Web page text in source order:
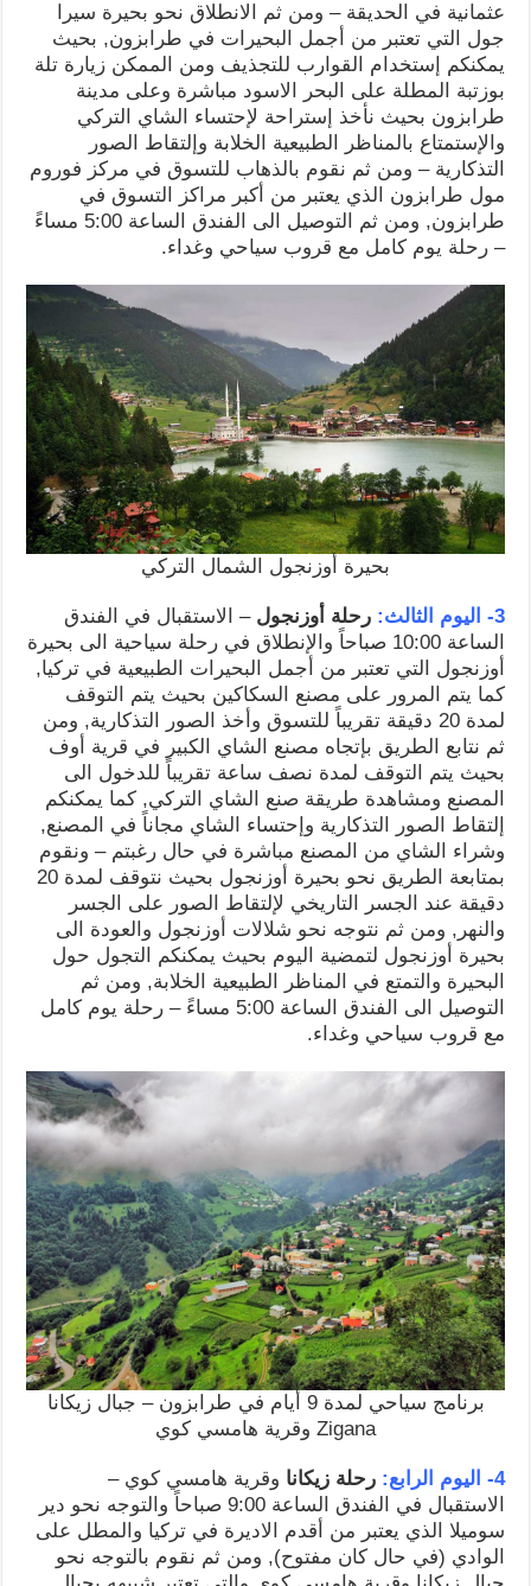
عثمانية في الحديقة – ومن ثم الانطلاق نحو بحيرة سيرا
جول التي تعتبر من أجمل البحيرات في طرابزون, بحيث
يمكنكم إستخدام القوارب للتجذيف ومن الممكن زيارة تلة
بوزتبة المطلة على البحر الاسود مباشرة وعلى مدينة
طرابزون بحيث نأخذ إستراحة لإحتساء الشاي التركي
والإستمتاع بالمناظر الطبيعية الخلابة وإلتقاط الصور
التذكارية – ومن ثم نقوم بالذهاب للتسوق في مركز فوروم
مول طرابزون الذي يعتبر من أكبر مراكز التسوق في
طرابزون, ومن ثم التوصيل الى الفندق الساعة 5:00 مساءً
– رحلة يوم كامل مع قروب سياحي وغداء.
بحيرة أوزنجول الشمال التركي
3- اليوم الثالث: رحلة أوزنجول – الاستقبال في الفندق
الساعة 10:00 صباحاً والإنطلاق في رحلة سياحية الى بحيرة
أوزنجول التي تعتبر من أجمل البحيرات الطبيعية في تركيا,
كما يتم المرور على مصنع السكاكين بحيث يتم التوقف
لمدة 20 دقيقة تقريباً للتسوق وأخذ الصور التذكارية, ومن
ثم نتابع الطريق بإتجاه مصنع الشاي الكبير في قرية أوف
بحيث يتم التوقف لمدة نصف ساعة تقريباً للدخول الى
المصنع ومشاهدة طريقة صنع الشاي التركي, كما يمكنكم
إلتقاط الصور التذكارية وإحتساء الشاي مجاناً في المصنع,
وشراء الشاي من المصنع مباشرة في حال رغبتم – ونقوم
بمتابعة الطريق نحو بحيرة أوزنجول بحيث نتوقف لمدة 20
دقيقة عند الجسر التاريخي لإلتقاط الصور على الجسر
والنهر, ومن ثم نتوجه نحو شلالات أوزنجول والعودة الى
بحيرة أوزنجول لتمضية اليوم بحيث يمكنكم التجول حول
البحيرة والتمتع في المناظر الطبيعية الخلابة, ومن ثم
التوصيل الى الفندق الساعة 5:00 مساءً – رحلة يوم كامل
مع قروب سياحي وغداء.
برنامج سياحي لمدة 9 أيام في طرابزون – جبال زيكانا
Zigana وقرية هامسي كوي
4- اليوم الرابع: رحلة زيكانا وقرية هامسي كوي –
الاستقبال في الفندق الساعة 9:00 صباحاً والتوجه نحو دير
سوميلا الذي يعتبر من أقدم الاديرة في تركيا والمطل على
الوادي (في حال كان مفتوح), ومن ثم نقوم بالتوجه نحو